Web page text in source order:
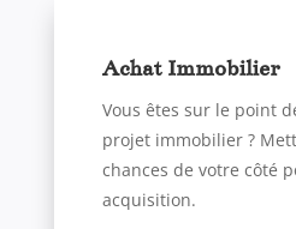
Achat Immobilier
Vous êtes sur le point
projet immobilier ?
chances de votre côté
acquisition.